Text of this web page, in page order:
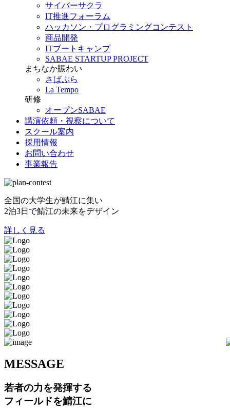
サイバーサクラ
IT推進フォーラム
ハッカソン・プログラミングコンテスト
商品開発
ITブートキャンプ
SABAE STARTUP PROJECT
まちなか賑わい
さばぷら
La Tempo
研修
オープンSABAE
講演依頼・視察について
スクール案内
採用情報
お問い合わせ
事業報告
全国の大学生が鯖江に集い
2泊3日で鯖江の未来をデザイン
詳しく見る
MESSAGE
若者の力を発揮する
フィールドを鯖江に